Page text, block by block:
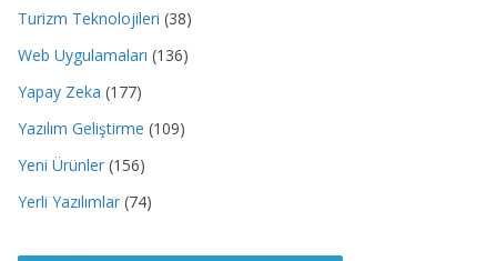
Turizm Teknolojileri (38)
Web Uygulamaları (136)
Yapay Zeka (177)
Yazılım Geliştirme (109)
Yeni Ürünler (156)
Yerli Yazılımlar (74)